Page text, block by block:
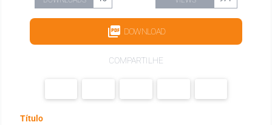
DOWNLOAD
COMPARTILHE
Título